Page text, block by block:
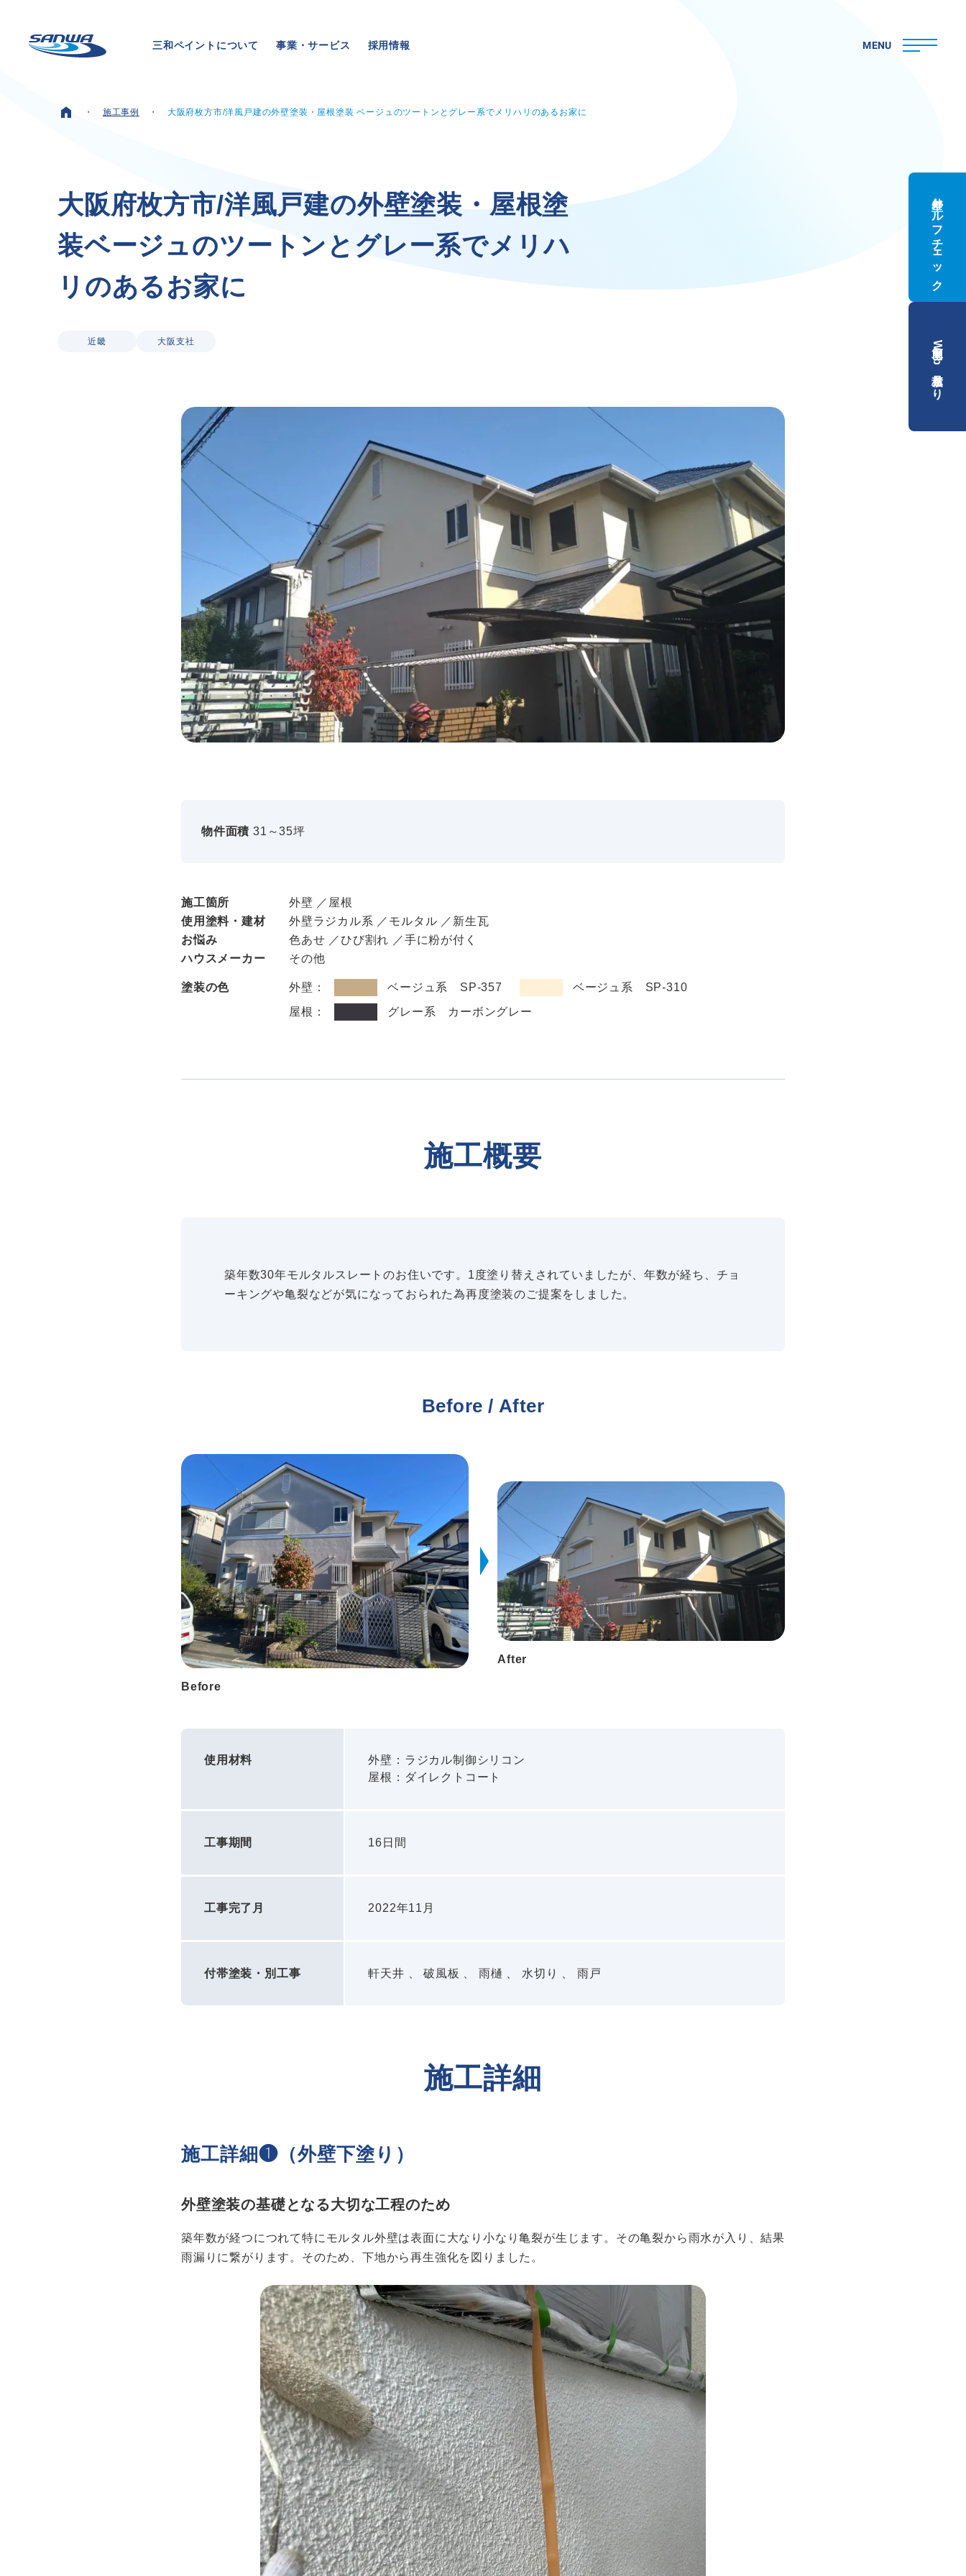
三和ペイントについて 事業・サービス 採用情報 MENU
三和ペイントについて
理念
会社概要
拠点一覧
CSR
事業・サービス
外壁塗装
屋根塗装
採用情報
メッセージ
数字でわかる三和ペイント
お問い合わせ
資料請求
簡単Web見積もり（無料）
現地診断見積もり（無料）
無料点検
施工パートナー募集
総合お問い合わせ
プライバシーポリシー コミュニティガイドライン AIポリシー 特定商取引法に基づく表記
施工事例 大阪府枚方市/洋風戸建の外壁塗装・屋根塗装 ベージュのツートンとグレー系でメリハリのあるお家に
大阪府枚方市/洋風戸建の外壁塗装 ・ 屋根塗
装ベージュのツー ト ン と グレー系でメ リ ハ
リ のあるお家に
近畿 大阪支社
物件面積 31～35坪
施工箇所
外壁 ／屋根
使用塗料・建材
外壁ラジカル系 ／モルタル ／新生瓦
お悩み
色あせ ／ひび割れ ／手に粉が付く
ハウスメーカー
その他
塗装の色 外壁： ベージュ系 SP-357
ベージュ系 SP-310
屋根：
グレー系 カーボングレー
施工概要
築年数30年モルタルスレートのお住いです。1度塗り替えされていましたが、年数が経ち、チョ
ーキングや亀裂などが気になっておられた為再度塗装のご提案をしました。
Before / After
Before
After
使用材料
外壁：ラジカル制御シリコン
屋根：ダイレクトコート
工事期間 16日間
工事完了月 2022年11月
付帯塗装・別工事 軒天井 、 破風板 、 雨樋 、 水切り 、 雨戸
施工詳細
施工詳細❶（外壁下塗り）
外壁塗装の基礎となる大切な工程のため
築年数が経つにつれて特にモルタル外壁は表面に大なり小なり亀裂が生じます。その亀裂から雨水が入り、結果
雨漏りに繋がります。そのため、下地から再生強化を図りました。
外壁セルフチェック
簡単Web見積もり